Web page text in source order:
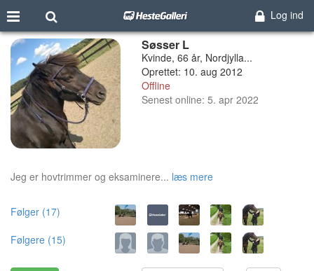
Log ind
Søsser L
Kvinde, 66 år, Nordjylla...
Oprettet: 10. aug 2012
Offline
Senest online: 5. apr 2022
Jeg er hovtrimmer og eksaminere... læs mere
Følger (17)
Følgere (15)